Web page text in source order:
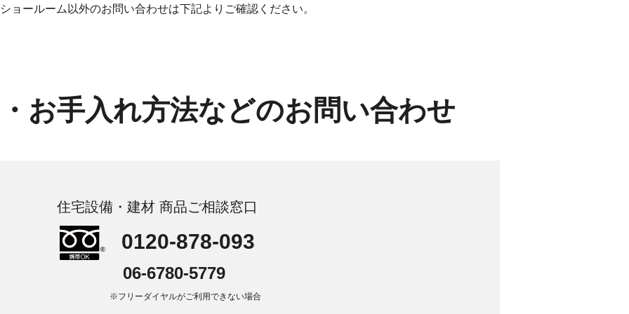
ショールーム以外のお問い合わせは下記よりご確認ください。
お手入れ方法などのお問い合わせ
住宅設備・建材 商品ご相談窓口
0120-878-093
06-6780-5779
※フリーダイヤルがご利用できない場合